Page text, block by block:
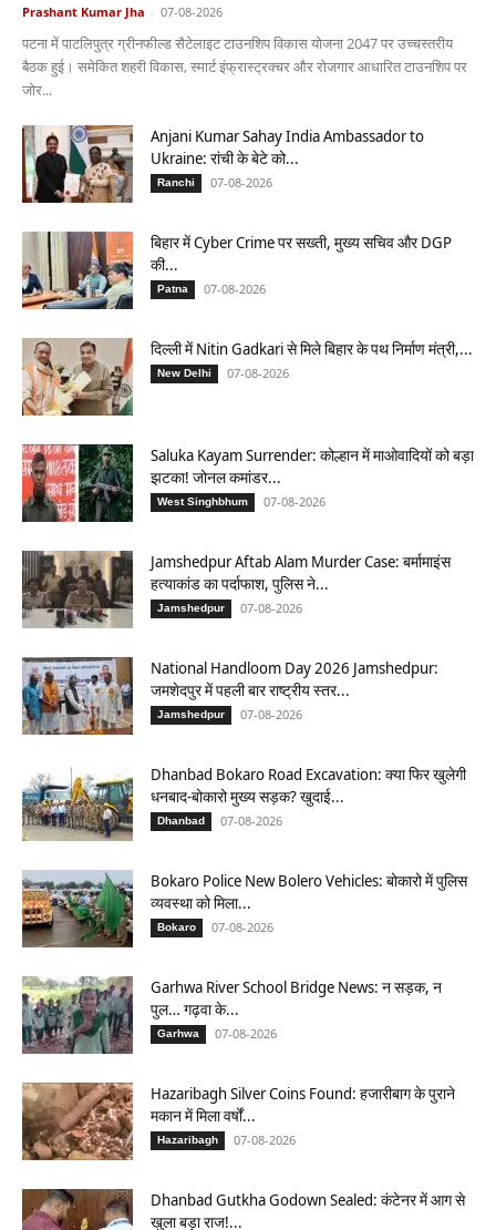
Prashant Kumar Jha - 07-08-2026
पटना में पाटलिपुत्र ग्रीनफील्ड सैटेलाइट टाउनशिप विकास योजना 2047 पर उच्चस्तरीय
बैठक हुई। समेकित शहरी विकास, स्मार्ट इंफ्रास्ट्रक्चर और रोजगार आधारित टाउनशिप पर
जोर...
Anjani Kumar Sahay India Ambassador to
Ukraine: रांची के बेटे को...
Ranchi 07-08-2026
बिहार में Cyber Crime पर सख्ती, मुख्य सचिव और DGP
की...
Patna 07-08-2026
दिल्ली में Nitin Gadkari से मिले बिहार के पथ निर्माण मंत्री,...
New Delhi 07-08-2026
Saluka Kayam Surrender: कोल्हान में माओवादियों को बड़ा
झटका! जोनल कमांडर...
West Singhbhum 07-08-2026
Jamshedpur Aftab Alam Murder Case: बर्मामाइंस
हत्याकांड का पर्दाफाश, पुलिस ने...
Jamshedpur 07-08-2026
National Handloom Day 2026 Jamshedpur:
जमशेदपुर में पहली बार राष्ट्रीय स्तर...
Jamshedpur 07-08-2026
Dhanbad Bokaro Road Excavation: क्या फिर खुलेगी
धनबाद-बोकारो मुख्य सड़क? खुदाई...
Dhanbad 07-08-2026
Bokaro Police New Bolero Vehicles: बोकारो में पुलिस
व्यवस्था को मिला...
Bokaro 07-08-2026
Garhwa River School Bridge News: न सड़क, न
पुल… गढ़वा के...
Garhwa 07-08-2026
Hazaribagh Silver Coins Found: हजारीबाग के पुराने
मकान में मिला वर्षों...
Hazaribagh 07-08-2026
Dhanbad Gutkha Godown Sealed: कंटेनर में आग से
खुला बड़ा राज!...